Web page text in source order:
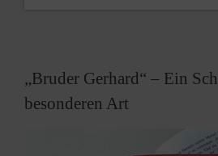
„Bruder Gerhard“ – Ein
besonderen Art